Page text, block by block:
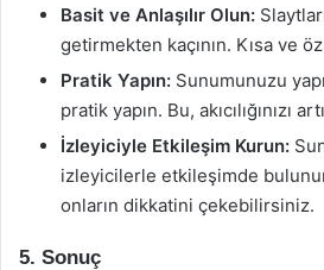
Basit ve Anlaşılır Olun:
getirmekten kaçının. Kısa ve
Pratik Yapın: Sunumunuzu
pratik yapın. Bu, akıcılığınızı
İzleyiciyle Etkileşim Kurun:
izleyicilerle etkileşimde
onların dikkatini çekebilirsiniz.
5. Sonuç